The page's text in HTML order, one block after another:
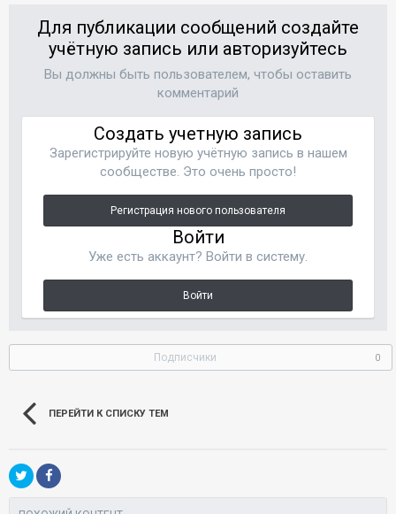
Для публикации сообщений создайте
учётную запись или авторизуйтесь
Вы должны быть пользователем, чтобы оставить
комментарий
Создать учетную запись
Зарегистрируйте новую учётную запись в нашем
сообществе. Это очень просто!
Регистрация нового пользователя
Войти
Уже есть аккаунт? Войти в систему.
Войти
Подписчики 0
ПЕРЕЙТИ К СПИСКУ ТЕМ